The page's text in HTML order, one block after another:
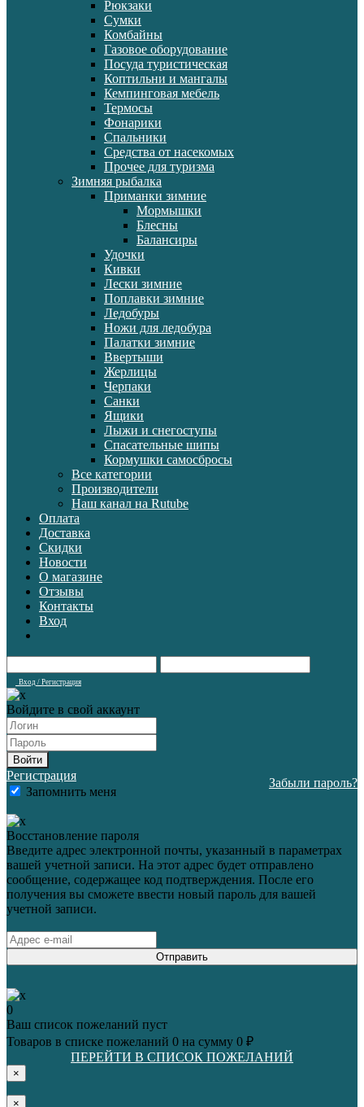
Рюкзаки
Сумки
Комбайны
Газовое оборудование
Посуда туристическая
Коптильни и мангалы
Кемпинговая мебель
Термосы
Фонарики
Спальники
Средства от насекомых
Прочее для туризма
Зимняя рыбалка
Приманки зимние
Мормышки
Блесны
Балансиры
Удочки
Кивки
Лески зимние
Поплавки зимние
Ледобуры
Ножи для ледобура
Палатки зимние
Ввертыши
Жерлицы
Черпаки
Санки
Ящики
Лыжи и снегоступы
Спасательные шипы
Кормушки самосбросы
Все категории
Производители
Наш канал на Rutube
Оплата
Доставка
Скидки
Новости
О магазине
Отзывы
Контакты
Вход
Вход / Регистрация
Войдите в свой аккаунт
Войти
Регистрация
Запомнить меня
Забыли пароль?
Восстановление пароля
Введите адрес электронной почты, указанный в параметрах
вашей учетной записи. На этот адрес будет отправлено
сообщение, содержащее код подтверждения. После его
получения вы сможете ввести новый пароль для вашей
учетной записи.
Отправить
0
Ваш список пожеланий пуст
Товаров в списке пожеланий 0 на сумму 0 ₽
ПЕРЕЙТИ В СПИСОК ПОЖЕЛАНИЙ
×
×